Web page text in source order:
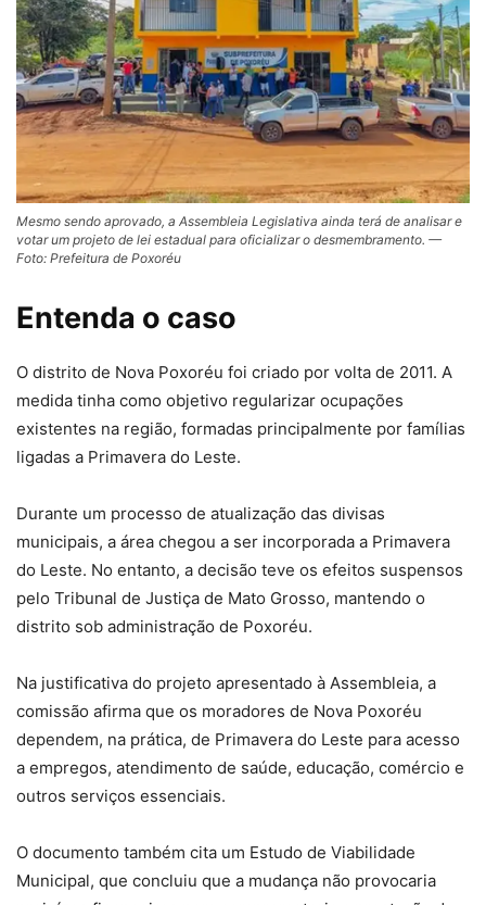
Mesmo sendo aprovado, a Assembleia Legislativa ainda terá de analisar e
votar um projeto de lei estadual para oficializar o desmembramento. —
Foto: Prefeitura de Poxoréu
Entenda o caso
O distrito de Nova Poxoréu foi criado por volta de 2011. A
medida tinha como objetivo regularizar ocupações
existentes na região, formadas principalmente por famílias
ligadas a Primavera do Leste.
Durante um processo de atualização das divisas
municipais, a área chegou a ser incorporada a Primavera
do Leste. No entanto, a decisão teve os efeitos suspensos
pelo Tribunal de Justiça de Mato Grosso, mantendo o
distrito sob administração de Poxoréu.
Na justificativa do projeto apresentado à Assembleia, a
comissão afirma que os moradores de Nova Poxoréu
dependem, na prática, de Primavera do Leste para acesso
a empregos, atendimento de saúde, educação, comércio e
outros serviços essenciais.
O documento também cita um Estudo de Viabilidade
Municipal, que concluiu que a mudança não provocaria